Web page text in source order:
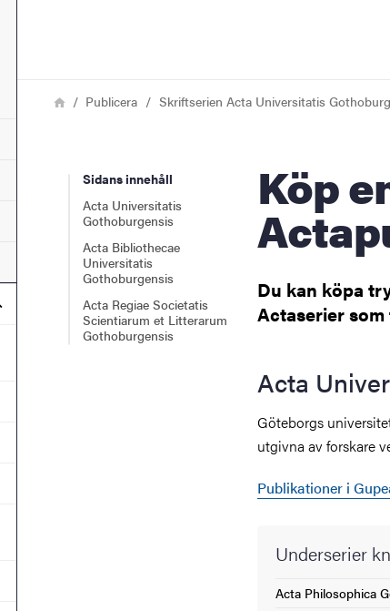
Undermeny för Publicera
LänkstigHemPublicera Skriftserien Acta Universitatis
Sidans innehåll
Acta Universitatis
Gothoburgensis
Acta Bibliothecae
Universitatis
Gothoburgensis
Acta Regiae Societatis
Scientiarum et Litterarum
Gothoburgensis
Köp en
Du kan köpa
Actaserier
Acta
Göteborgs
utgivna av forskare
Publikationer i
Underserier
Acta Philosophica